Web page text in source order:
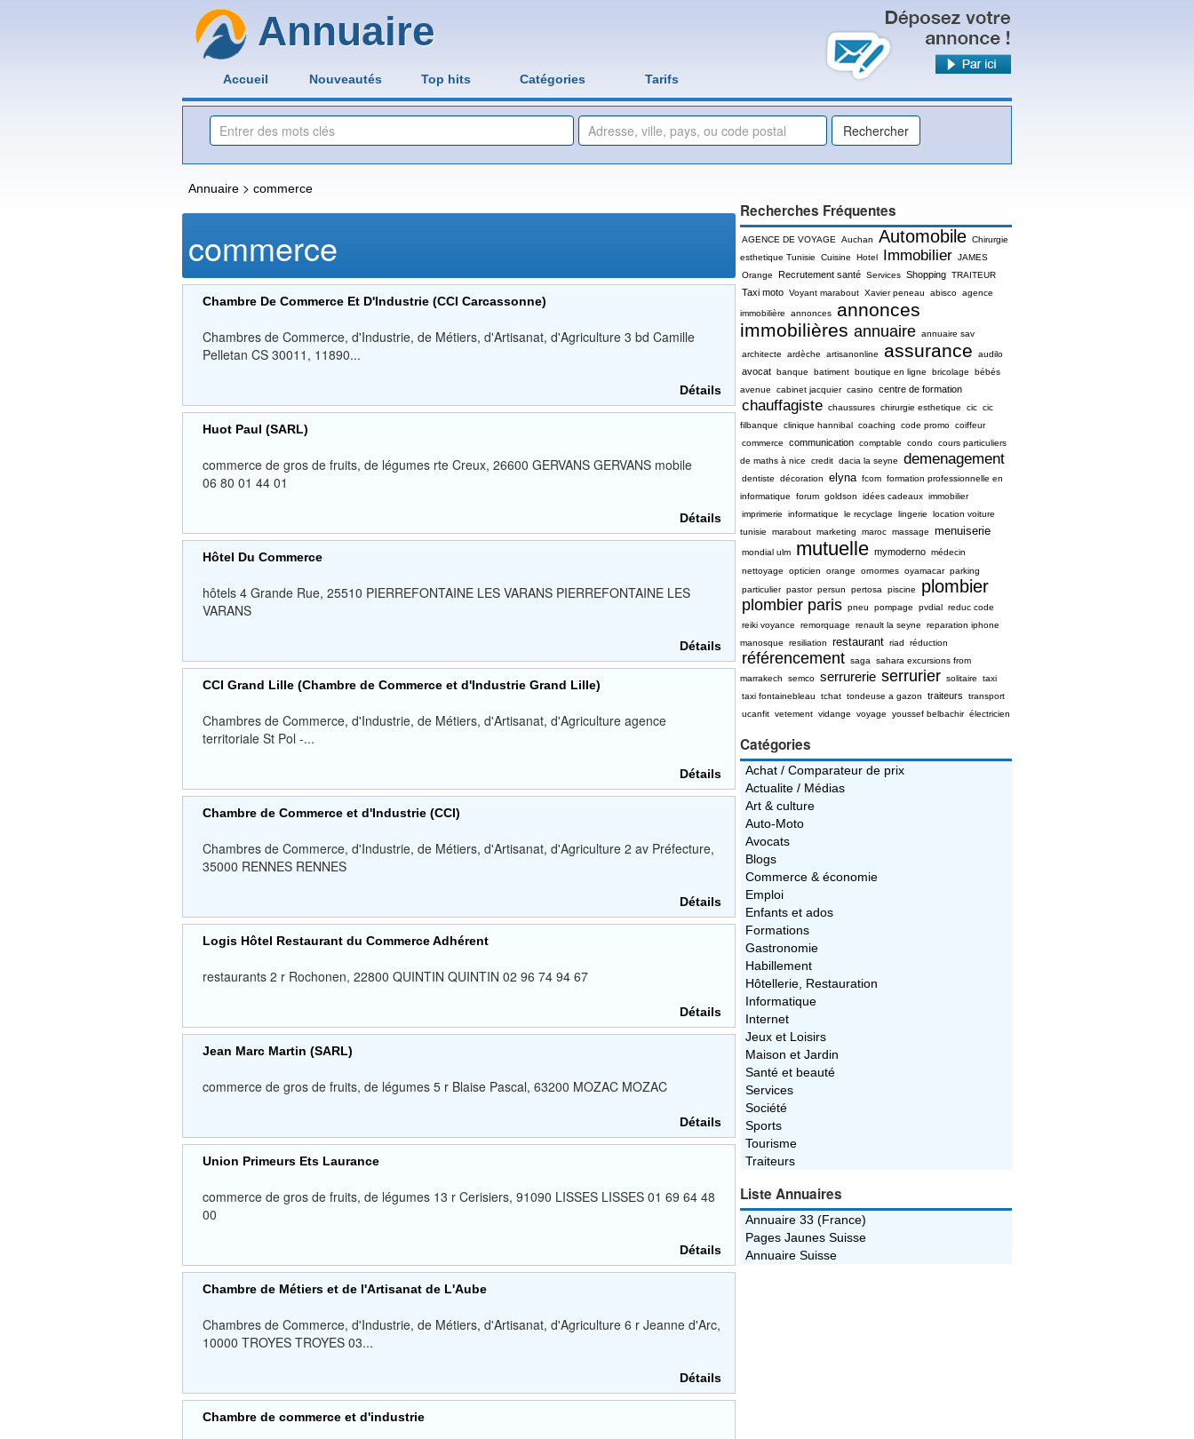
Annuaire
Accueil Nouveautés Top hits Catégories Tarifs
Annuaire > commerce
commerce
Chambre De Commerce Et D'Industrie (CCI Carcassonne)
Chambres de Commerce, d'Industrie, de Métiers, d'Artisanat, d'Agriculture 3 bd Camille
Pelletan CS 30011, 11890...
Détails
Huot Paul (SARL)
commerce de gros de fruits, de légumes rte Creux, 26600 GERVANS GERVANS mobile
06 80 01 44 01
Détails
Hôtel Du Commerce
hôtels 4 Grande Rue, 25510 PIERREFONTAINE LES VARANS PIERREFONTAINE LES
VARANS
Détails
CCI Grand Lille (Chambre de Commerce et d'Industrie Grand Lille)
Chambres de Commerce, d'Industrie, de Métiers, d'Artisanat, d'Agriculture agence
territoriale St Pol -...
Détails
Chambre de Commerce et d'Industrie (CCI)
Chambres de Commerce, d'Industrie, de Métiers, d'Artisanat, d'Agriculture 2 av Préfecture,
35000 RENNES RENNES
Détails
Logis Hôtel Restaurant du Commerce Adhérent
restaurants 2 r Rochonen, 22800 QUINTIN QUINTIN 02 96 74 94 67
Détails
Jean Marc Martin (SARL)
commerce de gros de fruits, de légumes 5 r Blaise Pascal, 63200 MOZAC MOZAC
Détails
Union Primeurs Ets Laurance
commerce de gros de fruits, de légumes 13 r Cerisiers, 91090 LISSES LISSES 01 69 64 48
00
Détails
Chambre de Métiers et de l'Artisanat de L'Aube
Chambres de Commerce, d'Industrie, de Métiers, d'Artisanat, d'Agriculture 6 r Jeanne d'Arc,
10000 TROYES TROYES 03...
Détails
Chambre de commerce et d'industrie
Recherches Fréquentes
AGENCE DE VOYAGE Auchan Automobile Chirurgie
esthetique Tunisie
Cuisine Hotel Immobilier JAMES
Orange
Recrutement santé Services Shopping TRAITEUR
Taxi moto Voyant marabout Xavier peneau abisco agence
immobilière annonces
annonces
immobilières annuaire annuaire sav
architecte ardèche artisanonline assurance audilo
avocat banque batiment boutique en ligne bricolage
bébés
avenue
cabinet jacquier casino centre de formation
chauffagiste chaussures chirurgie esthetique cic cic
filbanque
clinique hannibal coaching code promo coiffeur
commerce
communication comptable condo cours particuliers
de maths à nice
credit dacia la seyne demenagement
dentiste décoration elyna fcom formation professionnelle en
informatique
forum goldson idées cadeaux immobilier
imprimerie
informatique le recyclage lingerie
location voiture
tunisie
marabout marketing maroc massage menuiserie
mondial ulm mutuelle mymoderno médecin
nettoyage
opticien orange ornormes oyamacar parking
particulier pastor persun pertosa piscine plombier
plombier paris pneu pompage pvdial reduc code
reiki voyance
remorquage renault la seyne
reparation iphone
manosque
resiliation restaurant riad réduction
référencement saga
sahara excursions from
marrakech
semco serrurerie serrurier solitaire
taxi
taxi fontainebleau
tchat tondeuse a gazon traiteurs
transport
ucanfit vetement vidange voyage youssef belbachir électricien
Catégories
Achat / Comparateur de prix
Actualite / Médias
Art & culture
Auto-Moto
Avocats
Blogs
Commerce & économie
Emploi
Enfants et ados
Formations
Gastronomie
Habillement
Hôtellerie, Restauration
Informatique
Internet
Jeux et Loisirs
Maison et Jardin
Santé et beauté
Services
Société
Sports
Tourisme
Traiteurs
Liste Annuaires
Annuaire 33 (France)
Pages Jaunes Suisse
Annuaire Suisse